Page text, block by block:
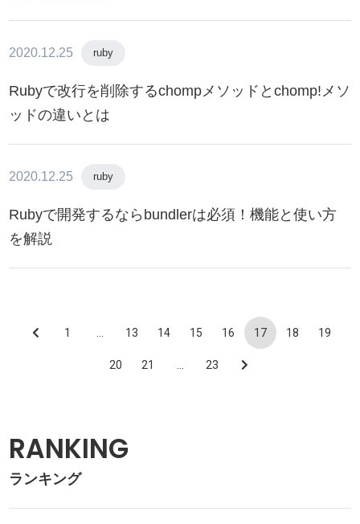
2020.12.25 ruby
Rubyで改行を削除するchompメソッドとchomp!メソ
ッドの違いとは
2020.12.25 ruby
Rubyで開発するならbundlerは必須！機能と使い方
を解説
1 13 14 15 16 17 18 19
20 21 23
RANKING
ランキング